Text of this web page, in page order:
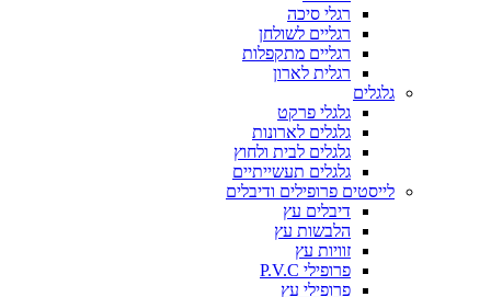
רגלי סיכה
רגליים לשולחן
רגליים מתקפלות
רגלית לארון
גלגלים
גלגלי פרקט
גלגלים לארונות
גלגלים לבית ולחוץ
גלגלים תעשייתיים
לייסטים פרופילים ודיבלים
דיבלים עץ
הלבשות עץ
זוויות עץ
פרופילי P.V.C
פרופילי עץ